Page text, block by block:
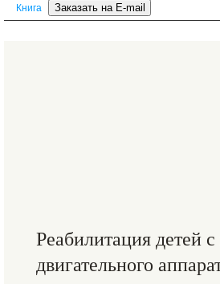
Книга
Реабилитация детей
двигательного